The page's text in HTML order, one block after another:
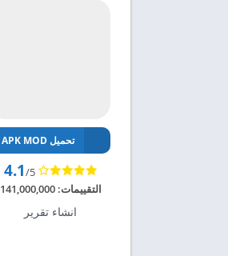
تحميل APK MOD
4.1/5
التقييمات:141,000,000
انشاء تقرير